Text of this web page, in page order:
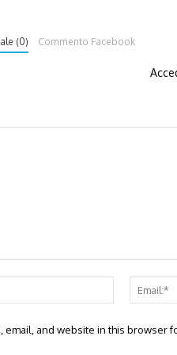
(0) Commento Facebook
Name:*
email, and website in this browser